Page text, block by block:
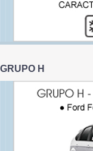
GRUPO H